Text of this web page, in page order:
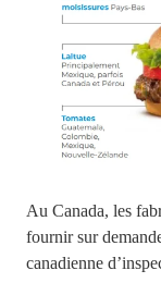
Au Canada, les
fournir sur
canadienne